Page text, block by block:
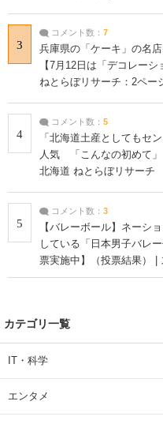
3
コメント数： 7
兵庫県の「ケーキ」の名
【7月12日は「デコレー
ねとらぼリサーチ：2ペー
4
コメント数： 5
「北海道土産としてもセ
人気 「こんなの初めて」
北海道 ねとらぼリサーチ
5
コメント数： 3
【バレーボール】ネーシ
している「日本男子バレ
票実施中】（投票結果） |
カテゴリ一覧
IT・科学
エンタメ